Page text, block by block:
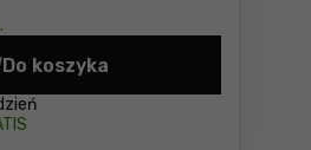
Do koszyka
Młot udarowo-obrotowy